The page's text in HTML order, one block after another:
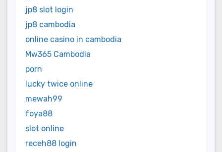
jp8 slot login
jp8 cambodia
online casino in cambodia
Mw365 Cambodia
porn
lucky twice online
mewah99
foya88
slot online
receh88 login